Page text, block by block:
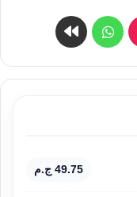
‫TikTokواتسابكواى
49.75 ج.م